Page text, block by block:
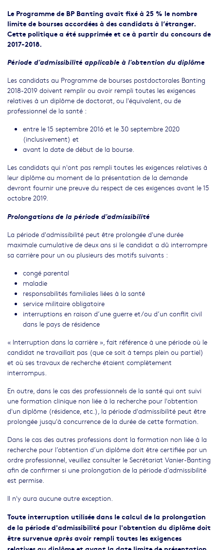
Le Programme de BP Banting avait fixé à 25 % le nombre
limite de bourses accordées à des candidats à l’étranger.
Cette politique a été supprimée et ce à partir du concours de
2017-2018.
Période d'admissibilité applicable à l'obtention du diplôme
Les candidats au Programme de bourses postdoctorales Banting
2018-2019 doivent remplir ou avoir rempli toutes les exigences
relatives à un diplôme de doctorat, ou l'équivalent, ou de
professionnel de la santé :
entre le 15 septembre 2016 et le 30 septembre 2020
(inclusivement) et
avant la date de début de la bourse.
Les candidats qui n'ont pas rempli toutes les exigences relatives à
leur diplôme au moment de la présentation de la demande
devront fournir une preuve du respect de ces exigences avant le 15
octobre 2019.
Prolongations de la période d'admissibilité
La période d'admissibilité peut être prolongée d'une durée
maximale cumulative de deux ans si le candidat a dû interrompre
sa carrière pour un ou plusieurs des motifs suivants :
congé parental
maladie
responsabilités familiales liées à la santé
service militaire obligatoire
interruptions en raison d’une guerre et/ou d’un conflit civil
dans le pays de résidence
« Interruption dans la carrière », fait référence à une période où le
candidat ne travaillait pas (que ce soit à temps plein ou partiel)
et où ses travaux de recherche étaient complètement
interrompus.
En outre, dans le cas des professionnels de la santé qui ont suivi
une formation clinique non liée à la recherche pour l'obtention
d'un diplôme (résidence, etc.), la période d'admissibilité peut être
prolongée jusqu'à concurrence de la durée de cette formation.
Dans le cas des autres professions dont la formation non liée à la
recherche pour l’obtention d’un diplôme doit être certifiée par un
ordre professionnel, veuillez consulter le Secrétariat Vanier-Banting
afin de confirmer si une prolongation de la période d’admissibilité
est permise.
Il n'y aura aucune autre exception.
Toute interruption utilisée dans le calcul de la prolongation
de la période d'admissibilité pour l'obtention du diplôme doit
être survenueaprèsavoir rempli toutes les exigences